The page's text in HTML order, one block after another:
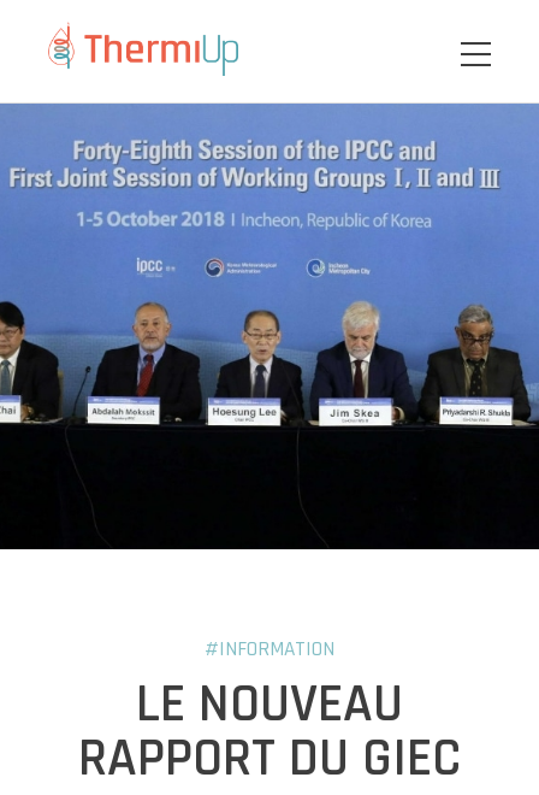
#INFORMATION
LE NOUVEAU
RAPPORT DU GIEC